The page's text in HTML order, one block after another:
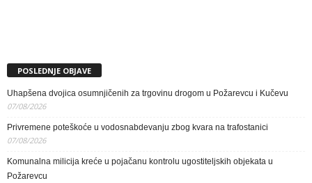
POSLEDNJE OBJAVE
Uhapšena dvojica osumnjičenih za trgovinu drogom u Požarevcu i Kučevu
07/08/2026
Privremene poteškoće u vodosnabdevanju zbog kvara na trafostanici
07/08/2026
Komunalna milicija kreće u pojačanu kontrolu ugostiteljskih objekata u
Požarevcu